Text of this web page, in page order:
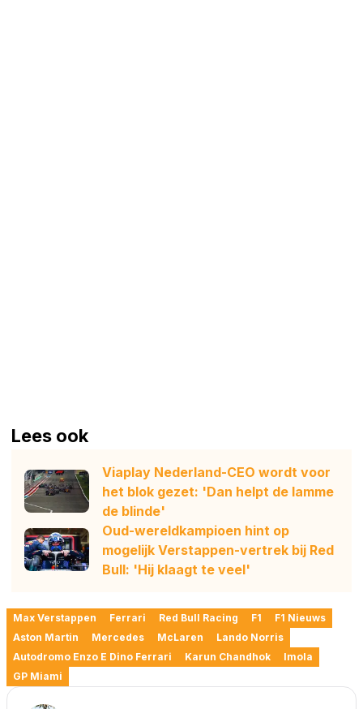
Lees ook
Viaplay Nederland-CEO wordt voor
het blok gezet: 'Dan helpt de lamme
de blinde'
Oud-wereldkampioen hint op
mogelijk Verstappen-vertrek bij Red
Bull: 'Hij klaagt te veel'
Max Verstappen Ferrari Red Bull Racing F1
F1 Nieuws
Aston Martin
Mercedes McLaren
Lando Norris
Autodromo Enzo E Dino Ferrari
Karun Chandhok
Imola
GP Miami